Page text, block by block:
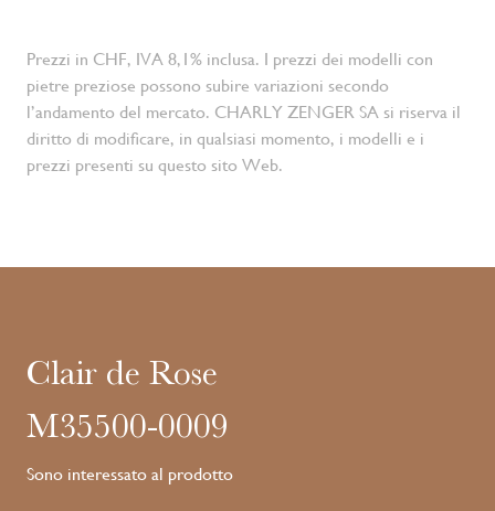
Prezzi in CHF, IVA 8,1% inclusa. I prezzi dei modelli con
pietre preziose possono subire variazioni secondo
l’andamento del mercato. CHARLY ZENGER SA si riserva il
diritto di modificare, in qualsiasi momento, i modelli e i
prezzi presenti su questo sito Web.
Clair de Rose
M35500-0009
Sono interessato al prodotto